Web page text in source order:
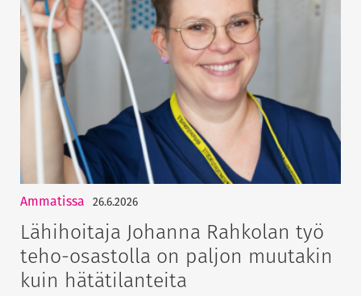
Ammatissa 26.6.2026
Lähihoitaja Johanna Rahkolan työ
teho-osastolla on paljon muutakin
kuin hätätilanteita